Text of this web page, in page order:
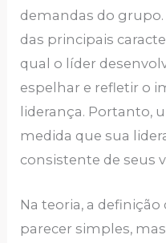
demandas do
das principais
qual o líder
espelhar e refletir o
liderança. Portanto,
medida que sua
consistente de seus
Na teoria, a
parecer simples,